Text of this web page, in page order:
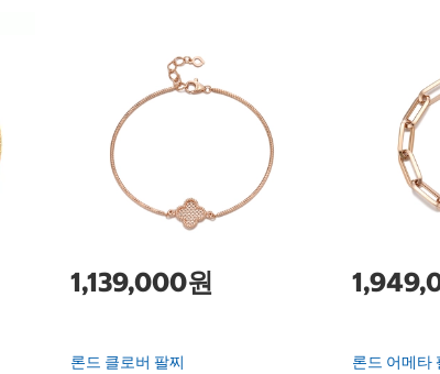
1,139,000원
론드 클로버 팔찌
론드 어메타